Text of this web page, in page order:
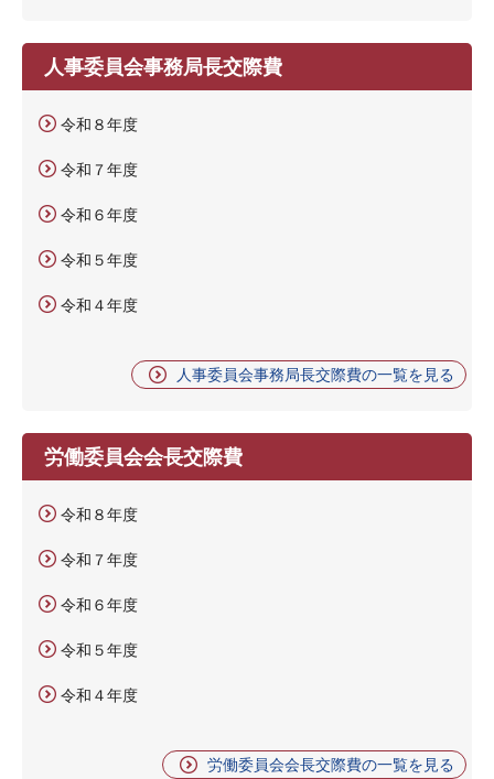
人事委員会事務局長交際費
令和８年度
令和７年度
令和６年度
令和５年度
令和４年度
人事委員会事務局長交際費の一覧を見る
労働委員会会長交際費
令和８年度
令和７年度
令和６年度
令和５年度
令和４年度
労働委員会会長交際費の一覧を見る